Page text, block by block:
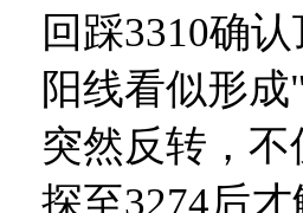
回踩3310确
阳线看似形
突然反转，
探至3274后